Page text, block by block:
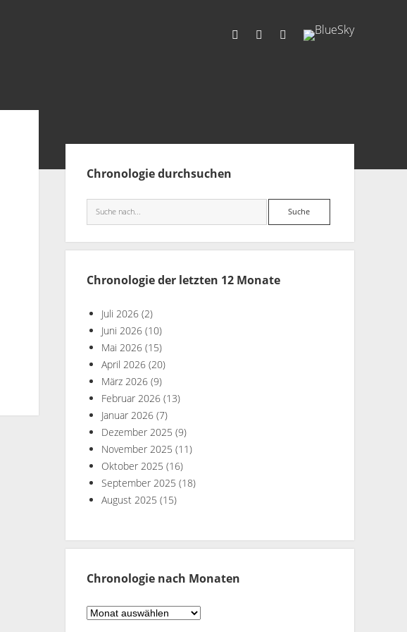
facebook info@aida-archiv.de
Chronologie durchsuchen
Suche
Chronologie der letzten 12 Monate
Juli 2026 (2)
Juni 2026 (10)
Mai 2026 (15)
April 2026 (20)
März 2026 (9)
Februar 2026 (13)
Januar 2026 (7)
Dezember 2025 (9)
November 2025 (11)
Oktober 2025 (16)
September 2025 (18)
August 2025 (15)
Chronologie nach Monaten
Chronologie